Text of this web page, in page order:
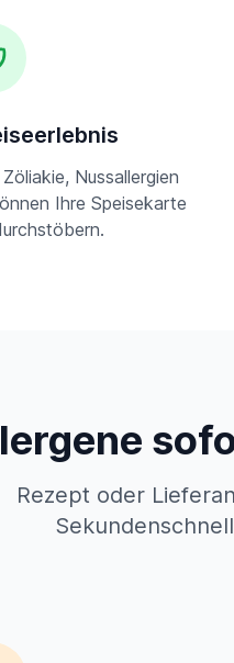
Nussallergien
Ihre Speisekarte
Rezept oder